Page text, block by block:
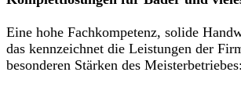
Eine hohe Fachkompetenz, solide
das kennzeichnet die Leistungen der
besonderen Stärken des